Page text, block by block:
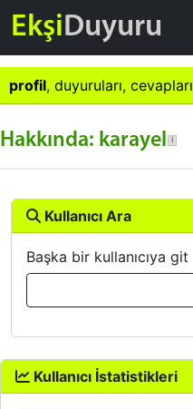
EkşiDuyuru
profil, duyuruları, cevapları
Hakkında: karayel
Kullanıcı Ara
Başka bir kullanıcıya git
Kullanıcı İstatistikleri